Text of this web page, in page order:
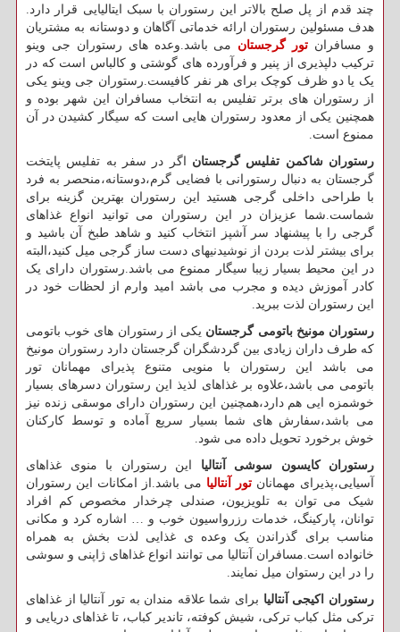
چند قدم از پل صلح بالاتر این رستوران با سبک ایتالیایی قرار دارد.
هدف مسئولین رستوران ارائه خدماتی آگاهان و دوستانه به مشتریان
و مسافران تور گرجستان می باشد.وعده های رستوران جی وینو
ترکیب دلپذیری از پنیر و فرآورده های گوشتی و کالباس است که در
یک یا دو ظرف کوچک برای هر نفر کافیست.رستوران جی وینو یکی
از رستوران های برتر تفلیس به انتخاب مسافران این شهر بوده و
همچنین یکی از معدود رستوران هایی است که سیگار کشیدن در آن
ممنوع است.
رستوران شاکمن تفلیس گرجستان اگر در سفر به تفلیس پایتخت
گرجستان به دنبال رستورانی با فضایی گرم،دوستانه،منحصر به فرد
با طراحی داخلی گرجی هستید این رستوران بهترین گزینه برای
شماست.شما عزیزان در این رستوران می توانید انواع غذاهای
گرجی را با پیشنهاد سر آشپز انتخاب کنید و شاهد طبخ آن باشید و
برای بیشتر لذت بردن از نوشیدنیهای دست ساز گرجی میل کنید،البته
در این محیط بسیار زیبا سیگار ممنوع می باشد.رستوران دارای یک
کادر آموزش دیده و مجرب می باشد امید وارم از لحظات خود در
این رستوران لذت ببرید.
رستوران مونیخ باتومی گرجستان یکی از رستوران های خوب باتومی
که طرف داران زیادی بین گردشگران گرجستان دارد رستوران مونیخ
می باشد این رستوران با منویی متنوع پذیرای مهمانان تور
باتومی می باشد،علاوه بر غذاهای لذیذ این رستوران دسرهای بسیار
خوشمزه ایی هم دارد،همچنین این رستوران دارای موسقی زنده نیز
می باشد،سفارش های شما بسیار سریع آماده و توسط کارکنان
خوش برخورد تحویل داده می شود.
رستوران کایسون سوشی آنتالیا این رستوران با منوی غذاهای
آسیایی،پذیرای مهمانان تور آنتالیا می باشد.از امکانات این رستوران
شیک می توان به تلویزیون، صندلی چرخدار مخصوص کم افراد
توانان، پارکینگ، خدمات رزرواسیون خوب و … اشاره کرد و مکانی
مناسب برای گذراندن یک وعده ی غذایی لذت بخش به همراه
خانواده است.مسافران آنتالیا می توانند انواع غذاهای ژاپنی و سوشی
را در این رستوان میل نمایند.
رستوران اکیجی آنتالیا برای شما علاقه مندان به تور آنتالیا از غذاهای
ترکی مثل کباب ترکی، شیش کوفته، تاندیر کباب، تا غذاهای دریایی و